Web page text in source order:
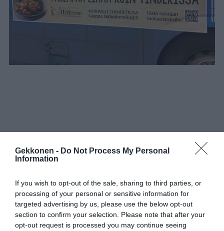
Gekkonen - Do Not Process My Personal
Information
If you wish to opt-out of the sale, sharing to third parties, or
processing of your personal or sensitive information for
targeted advertising by us, please use the below opt-out
section to confirm your selection. Please note that after your
opt-out request is processed you may continue seeing